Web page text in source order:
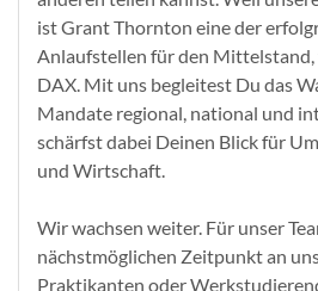
ist Grant Thornton eine der
Anlaufstellen für den
DAX. Mit uns begleitest Du das
Mandate regional, national und
schärfst dabei Deinen Blick für
und Wirtschaft.
Wir wachsen weiter. Für unser
nächstmöglichen Zeitpunkt an
Praktikanten oder